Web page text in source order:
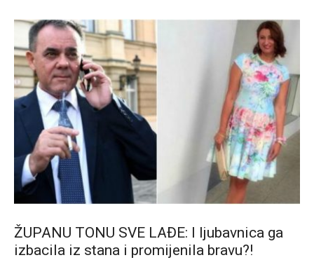
ŽUPANU TONU SVE LAĐE: I ljubavnica ga
izbacila iz stana i promijenila bravu?!